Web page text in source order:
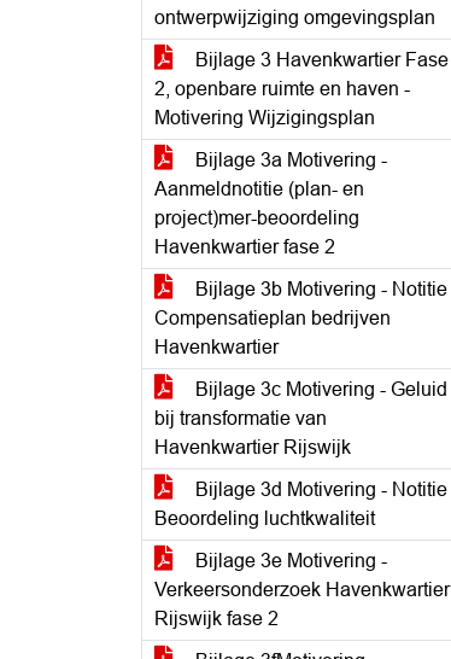
ontwerpwijziging omgevingsplan
Bijlage 3 Havenkwartier Fase
2, openbare ruimte en haven -
Motivering Wijzigingsplan
Bijlage 3a Motivering -
Aanmeldnotitie (plan- en
project)mer-beoordeling
Havenkwartier fase 2
Bijlage 3b Motivering - Notitie
Compensatieplan bedrijven
Havenkwartier
Bijlage 3c Motivering - Geluid
bij transformatie van
Havenkwartier Rijswijk
Bijlage 3d Motivering - Notitie
Beoordeling luchtkwaliteit
Bijlage 3e Motivering -
Verkeersonderzoek Havenkwartier
Rijswijk fase 2